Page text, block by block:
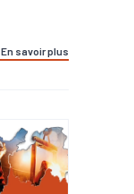
En savoir plus